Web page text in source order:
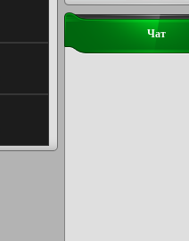
Чат